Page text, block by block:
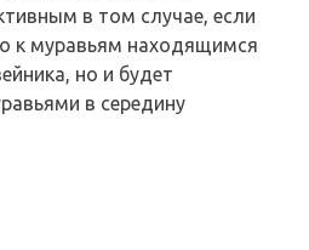
в том случае, если
к муравьям находящимся
но и будет
в середину